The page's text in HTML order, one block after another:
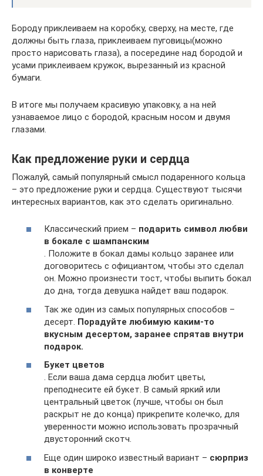
Бороду приклеиваем на коробку, сверху, на месте, где
должны быть глаза, приклеиваем пуговицы(можно
просто нарисовать глаза), а посередине над бородой и
усами приклеиваем кружок, вырезанный из красной
бумаги.
В итоге мы получаем красивую упаковку, а на ней
узнаваемое лицо с бородой, красным носом и двумя
глазами.
Как предложение руки и сердца
Пожалуй, самый популярный смысл подаренного кольца
– это предложение руки и сердца. Существуют тысячи
интересных вариантов, как это сделать оригинально.
Классический прием – подарить символ любви
в бокале с шампанским
. Положите в бокал дамы кольцо заранее или
договоритесь с официантом, чтобы это сделал
он. Можно произнести тост, чтобы выпить бокал
до дна, тогда девушка найдет ваш подарок.
Так же один из самых популярных способов –
десерт. Порадуйте любимую каким-то
вкусным десертом, заранее спрятав внутри
подарок.
Букет цветов
. Если ваша дама сердца любит цветы,
преподнесите ей букет. В самый яркий или
центральный цветок (лучше, чтобы он был
раскрыт не до конца) прикрепите колечко, для
уверенности можно использовать прозрачный
двусторонний скотч.
Еще один широко известный вариант – сюрприз
в конверте